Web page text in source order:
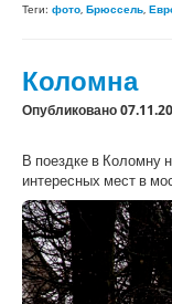
Теги: фото, Брюссель,
Коломна
Опубликовано
В поездке в Коломну
интересных мест в